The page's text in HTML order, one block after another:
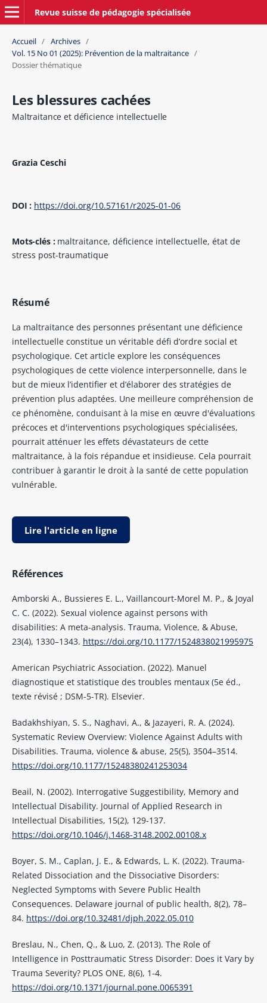
Revue suisse de pédagogie spécialisée
Accueil / Archives /
Vol. 15 No 01 (2025): Prévention de la maltraitance /
Dossier thématique
Les blessures cachées
Maltraitance et déficience intellectuelle
Grazia Ceschi
DOI : https://doi.org/10.57161/r2025-01-06
Mots-clés : maltraitance, déficience intellectuelle, état de
stress post-traumatique
Résumé
La maltraitance des personnes présentant une déficience
intellectuelle constitue un véritable défi d’ordre social et
psychologique. Cet article explore les conséquences
psychologiques de cette violence interpersonnelle, dans le
but de mieux l’identifier et d’élaborer des stratégies de
prévention plus adaptées. Une meilleure compréhension de
ce phénomène, conduisant à la mise en œuvre d'évaluations
précoces et d'interventions psychologiques spécialisées,
pourrait atténuer les effets dévastateurs de cette
maltraitance, à la fois répandue et insidieuse. Cela pourrait
contribuer à garantir le droit à la santé de cette population
vulnérable.
Lire l'article en ligne
Références
Amborski A., Bussieres E. L., Vaillancourt-Morel M. P., & Joyal
C. C. (2022). Sexual violence against persons with
disabilities: A meta-analysis. Trauma, Violence, & Abuse,
23(4), 1330–1343. https://doi.org/10.1177/1524838021995975
American Psychiatric Association. (2022). Manuel
diagnostique et statistique des troubles mentaux (5e éd.,
texte révisé ; DSM-5-TR). Elsevier.
Badakhshiyan, S. S., Naghavi, A., & Jazayeri, R. A. (2024).
Systematic Review Overview: Violence Against Adults with
Disabilities. Trauma, violence & abuse, 25(5), 3504–3514.
https://doi.org/10.1177/15248380241253034
Beail, N. (2002). Interrogative Suggestibility, Memory and
Intellectual Disability. Journal of Applied Research in
Intellectual Disabilities, 15(2), 129-137.
https://doi.org/10.1046/j.1468-3148.2002.00108.x
Boyer, S. M., Caplan, J. E., & Edwards, L. K. (2022). Trauma-
Related Dissociation and the Dissociative Disorders:
Neglected Symptoms with Severe Public Health
Consequences. Delaware journal of public health, 8(2), 78–
84. https://doi.org/10.32481/djph.2022.05.010
Breslau, N., Chen, Q., & Luo, Z. (2013). The Role of
Intelligence in Posttraumatic Stress Disorder: Does it Vary by
Trauma Severity? PLOS ONE, 8(6), 1-4.
https://doi.org/10.1371/journal.pone.0065391